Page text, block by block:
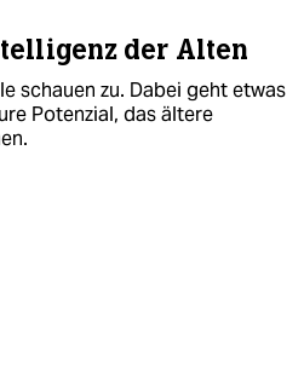
der Alten
schauen zu. Dabei geht etwas
Potenzial, das ältere